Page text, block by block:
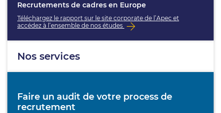
Recrutements de cadres en Europe
Téléchargez le rapport sur le site corporate de l’Apec et
accédez à l’ensemble de nos études
Nos services
Faire un audit de votre process de
recrutement